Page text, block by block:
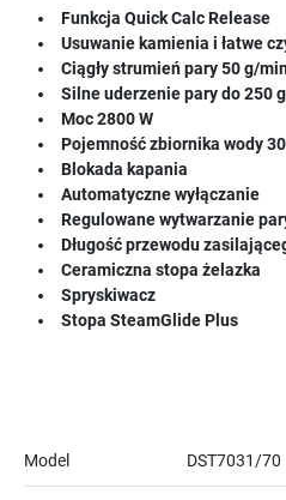
Funkcja Quick Calc Release
Usuwanie kamienia i łatwe
Ciągły strumień pary 50 g/
Silne uderzenie pary do 250
Moc 2800 W
Pojemność zbiornika wody
Blokada kapania
Automatyczne wyłączanie
Regulowane wytwarzanie
Długość przewodu
Ceramiczna stopa żelazka
Spryskiwacz
Stopa SteamGlide Plus
Model DST7031/70